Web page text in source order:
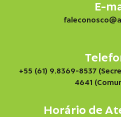
E-
+55 (61) 9.8369-8537
4641
Horário de